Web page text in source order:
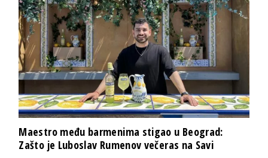
Maestro među barmenima stigao u Beograd:
Zašto je Luboslav Rumenov večeras na Savi